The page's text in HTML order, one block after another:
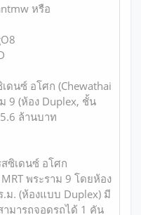
หรือ
ดนซ์ อโศก (Chewathai
ม 9 (ห้อง Duplex, ชั้น
ล้านบาท
ซิเดนซ์ อโศก
พระราม 9 โดยห้อง
. (ห้องแบบ Duplex) มี
มารถจอดรถได้ 1 คัน